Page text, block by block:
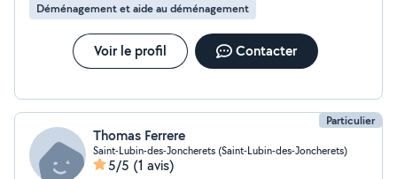
Déménagement et aide au déménagement
Voir le profil Contacter
Particulier
Thomas Ferrere
Saint-Lubin-des-Joncherets (Saint-Lubin-des-Joncherets)
5/5 (1 avis)